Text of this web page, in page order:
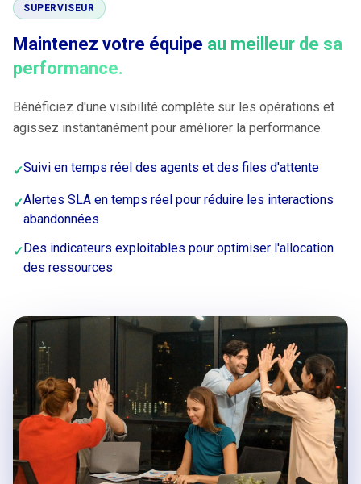
SUPERVISEUR
Maintenez votre équipe au meilleur de sa
performance.
Bénéficiez d'une visibilité complète sur les opérations et
agissez instantanément pour améliorer la performance.
✓Suivi en temps réel des agents et des files d'attente
✓Alertes SLA en temps réel pour réduire les interactions
abandonnées
✓Des indicateurs exploitables pour optimiser l'allocation
des ressources